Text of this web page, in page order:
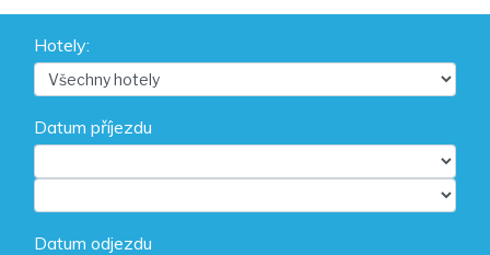
Hotely:
Datum příjezdu
Datum odjezdu